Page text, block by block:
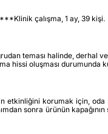
çalışma, 1 ay, 39 kişi.
teması halinde, derhal ve
hissi oluşması durumunda
korumak için, oda
sonra ürünün